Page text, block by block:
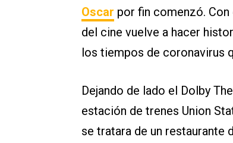
Oscar por fin comenzó.
del cine vuelve a hacer
los tiempos de coronavirus
Dejando de lado el Dolby
estación de trenes Union
se tratara de un restaurante